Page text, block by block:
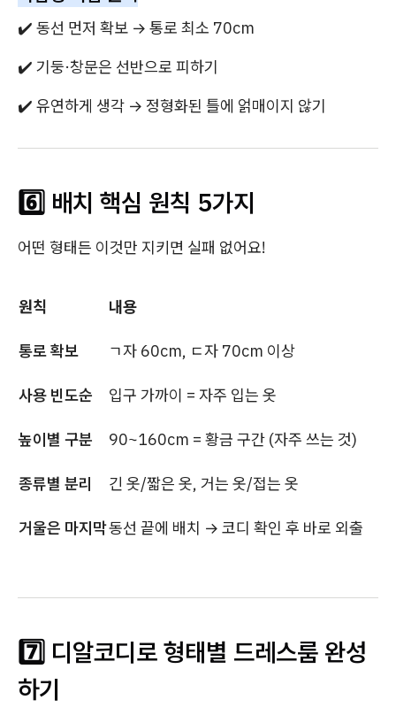
✔️ 동선 먼저 확보 → 통로 최소 70cm
✔️ 기둥·창문은 선반으로 피하기
✔️ 유연하게 생각 → 정형화된 틀에 얽매이지 않기
6️⃣ 배치 핵심 원칙 5가지
어떤 형태든 이것만 지키면 실패 없어요!
원칙 내용
통로 확보 ㄱ자 60cm, ㄷ자 70cm 이상
사용 빈도순 입구 가까이 = 자주 입는 옷
높이별 구분 90~160cm = 황금 구간 (자주 쓰는 것)
종류별 분리 긴 옷/짧은 옷, 거는 옷/접는 옷
거울은 마지막동선 끝에 배치 → 코디 확인 후 바로 외출
7️⃣ 디알코디로 형태별 드레스룸 완성
하기